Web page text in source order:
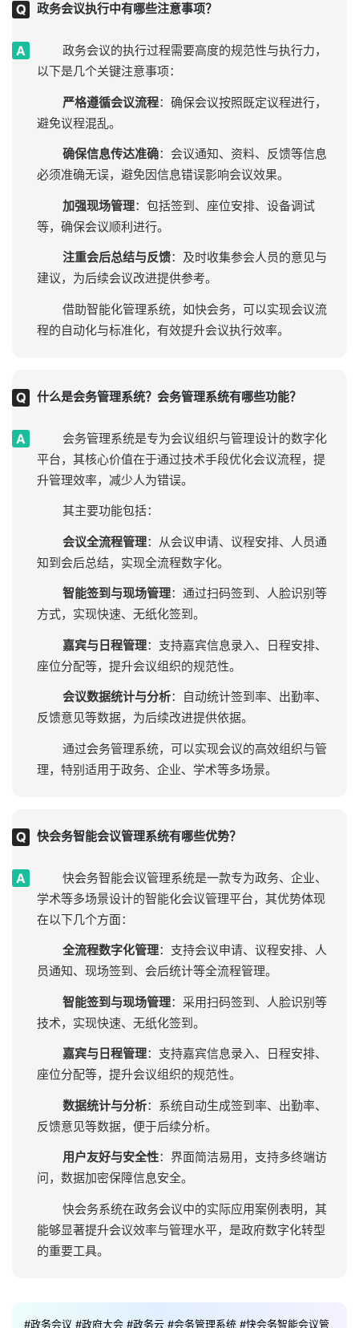
政务会议执行中有哪些注意事项？
政务会议的执行过程需要高度的规范性与执行力，
以下是几个关键注意事项：
严格遵循会议流程：确保会议按照既定议程进行，
避免议程混乱。
确保信息传达准确：会议通知、资料、反馈等信息
必须准确无误，避免因信息错误影响会议效果。
加强现场管理：包括签到、座位安排、设备调试
等，确保会议顺利进行。
注重会后总结与反馈：及时收集参会人员的意见与
建议，为后续会议改进提供参考。
借助智能化管理系统，如快会务，可以实现会议流
程的自动化与标准化，有效提升会议执行效率。
什么是会务管理系统？会务管理系统有哪些功能？
会务管理系统是专为会议组织与管理设计的数字化
平台，其核心价值在于通过技术手段优化会议流程，提
升管理效率，减少人为错误。
其主要功能包括：
会议全流程管理：从会议申请、议程安排、人员通
知到会后总结，实现全流程数字化。
智能签到与现场管理：通过扫码签到、人脸识别等
方式，实现快速、无纸化签到。
嘉宾与日程管理：支持嘉宾信息录入、日程安排、
座位分配等，提升会议组织的规范性。
会议数据统计与分析：自动统计签到率、出勤率、
反馈意见等数据，为后续改进提供依据。
通过会务管理系统，可以实现会议的高效组织与管
理，特别适用于政务、企业、学术等多场景。
快会务智能会议管理系统有哪些优势？
快会务智能会议管理系统是一款专为政务、企业、
学术等多场景设计的智能化会议管理平台，其优势体现
在以下几个方面：
全流程数字化管理：支持会议申请、议程安排、人
员通知、现场签到、会后统计等全流程管理。
智能签到与现场管理：采用扫码签到、人脸识别等
技术，实现快速、无纸化签到。
嘉宾与日程管理：支持嘉宾信息录入、日程安排、
座位分配等，提升会议组织的规范性。
数据统计与分析：系统自动生成签到率、出勤率、
反馈意见等数据，便于后续分析。
用户友好与安全性：界面简洁易用，支持多终端访
问，数据加密保障信息安全。
快会务系统在政务会议中的实际应用案例表明，其
能够显著提升会议效率与管理水平，是政府数字化转型
的重要工具。
#政务会议 #政府大会 #政务云 #会务管理系统 #快会务智能会议管